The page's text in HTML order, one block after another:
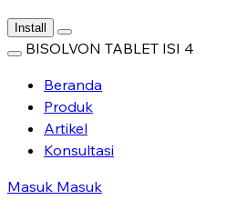
Install
BISOLVON TABLET ISI 4
Beranda
Produk
Artikel
Konsultasi
Masuk Masuk